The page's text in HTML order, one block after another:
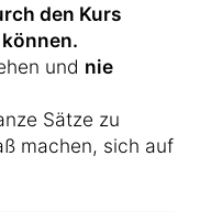
den Kurs
und nie
Sätze zu
machen, sich auf